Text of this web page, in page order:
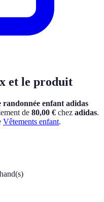
et le produit
randonnée enfant adidas
de 80,00 € chez adidas.
Vêtements enfant.